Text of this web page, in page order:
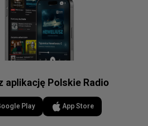
aplikację Polskie Radio
Play App Store